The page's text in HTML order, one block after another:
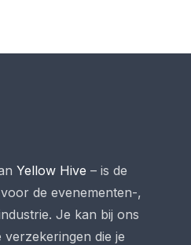
Yellow Hive – is de
de evenementen-,
Je kan bij ons
die je